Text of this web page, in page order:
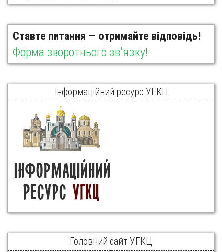
Ставте питання — отримайте відповідь!
Форма зворотнього зв'язку!
Інформаційний ресурс УГКЦ
Головний сайт УГКЦ